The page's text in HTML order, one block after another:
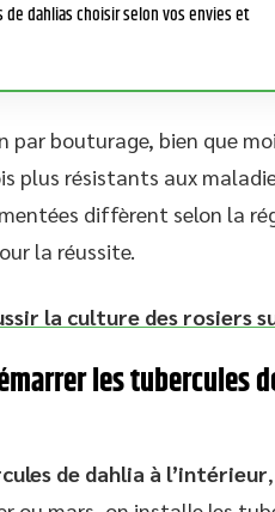
de dahlias choisir selon vos envies et
bouturage, bien que
plus résistants aux
diffèrent selon la
la réussite.
la culture des rosiers
les tubercules
de dahlia à l’intérieur